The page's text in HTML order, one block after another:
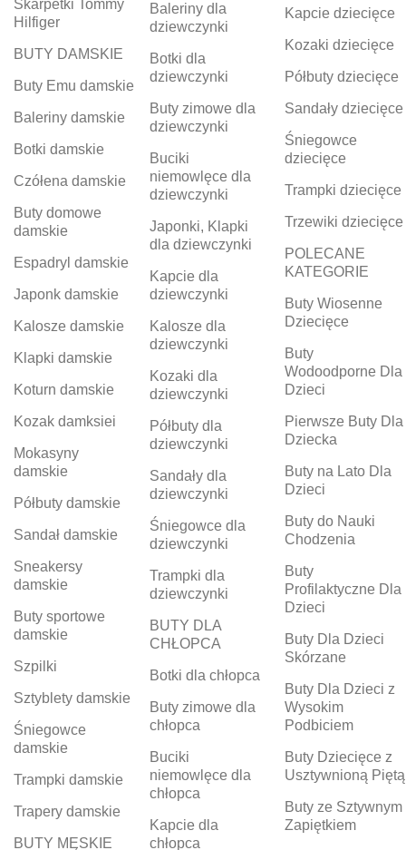
Skarpetki Tommy
Hilfiger
BUTY DAMSKIE
Buty Emu damskie
Baleriny damskie
Botki damskie
Czółena damskie
Buty domowe
damskie
Espadryl damskie
Japonk damskie
Kalosze damskie
Klapki damskie
Koturn damskie
Kozak damksiei
Mokasyny
damskie
Półbuty damskie
Sandał damskie
Sneakersy
damskie
Buty sportowe
damskie
Szpilki
Sztyblety damskie
Śniegowce
damskie
Trampki damskie
Trapery damskie
BUTY MĘSKIE
Baleriny dla
dziewczynki
Botki dla
dziewczynki
Buty zimowe dla
dziewczynki
Buciki
niemowlęce dla
dziewczynki
Japonki, Klapki
dla dziewczynki
Kapcie dla
dziewczynki
Kalosze dla
dziewczynki
Kozaki dla
dziewczynki
Półbuty dla
dziewczynki
Sandały dla
dziewczynki
Śniegowce dla
dziewczynki
Trampki dla
dziewczynki
BUTY DLA
CHŁOPCA
Botki dla chłopca
Buty zimowe dla
chłopca
Buciki
niemowlęce dla
chłopca
Kapcie dla
chłopca
Kapcie dziecięce
Kozaki dziecięce
Półbuty dziecięce
Sandały dziecięce
Śniegowce
dziecięce
Trampki dziecięce
Trzewiki dziecięce
POLECANE
KATEGORIE
Buty Wiosenne
Dziecięce
Buty
Wodoodporne Dla
Dzieci
Pierwsze Buty Dla
Dziecka
Buty na Lato Dla
Dzieci
Buty do Nauki
Chodzenia
Buty
Profilaktyczne Dla
Dzieci
Buty Dla Dzieci
Skórzane
Buty Dla Dzieci z
Wysokim
Podbiciem
Buty Dziecięce z
Usztywnioną Piętą
Buty ze Sztywnym
Zapiętkiem